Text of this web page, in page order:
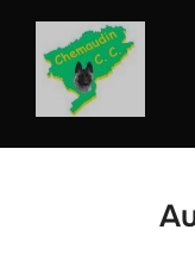
Aller
contenu